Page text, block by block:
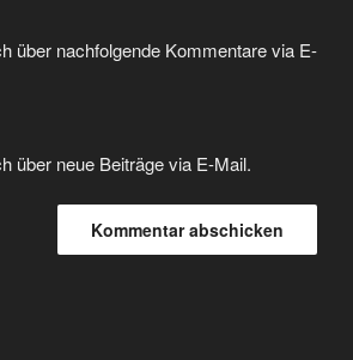
über nachfolgende Kommentare via E-
über neue Beiträge via E-Mail.